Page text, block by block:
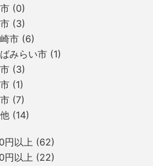
(0)
(3)
市 (6)
みらい市 (1)
(3)
(1)
(7)
(14)
円以上 (62)
円以上 (22)